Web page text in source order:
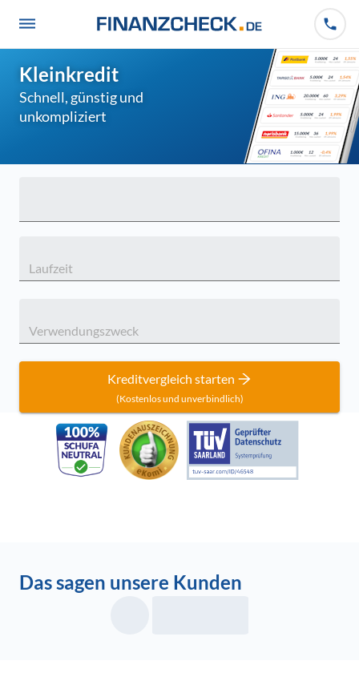
Kleinkredit
Schnell, günstig und
unkompliziert
Laufzeit
Verwendungszweck
Kreditvergleich starten
(Kostenlos und unverbindlich)
Das sagen unsere Kunden